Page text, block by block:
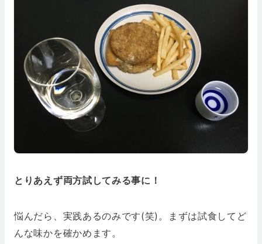
とりあえず両方試してみる事に！
悩んだら、実践あるのみです(笑)。まずは試食してど
んな味かを確かめます。